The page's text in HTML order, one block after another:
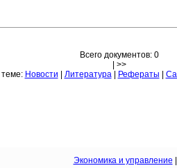
Всего документов: 0
| >>
Новости Литература| Рефераты
Экономика и управление